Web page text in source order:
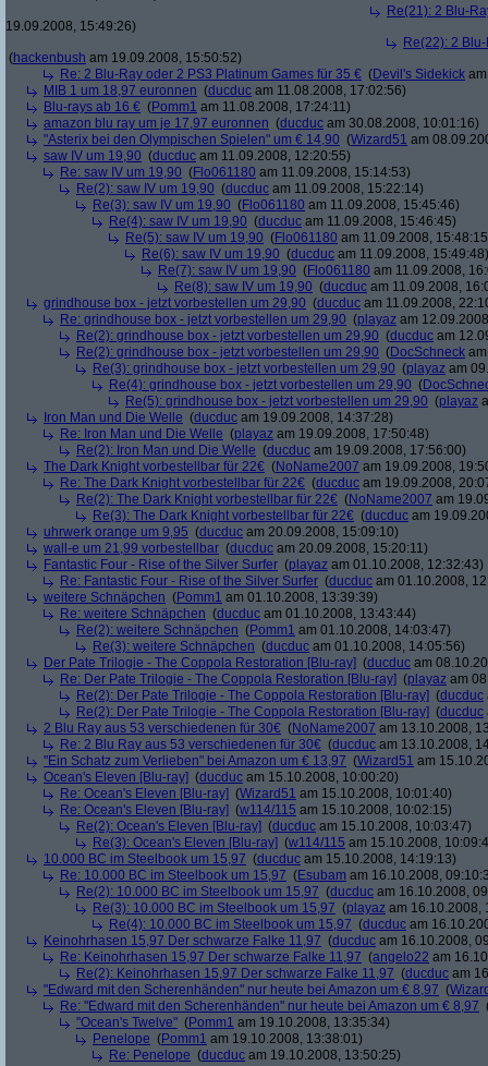
Re(21): 2 Blu-
19.09.2008, 15:49:26)
Re(22): 2
(hackenbush am 19.09.2008, 15:50:52)
Re: 2 Blu-Ray oder 2 PS3 Platinum Games für 35 € (Devil's Sidekick
MIB 1 um 18,97 euronnen (ducduc am 11.08.2008, 17:02:56)
Blu-rays ab 16 € (Pomm1 am 11.08.2008, 17:24:11)
amazon blu ray um je 17,97 euronnen (ducduc am 30.08.2008, 10:01:16)
"Asterix bei den Olympischen Spielen" um € 14,90 (Wizard51 am
saw IV um 19,90 (ducduc am 11.09.2008, 12:20:55)
Re: saw IV um 19,90 (Flo061180 am 11.09.2008, 15:14:53)
Re(2): saw IV um 19,90 (ducduc am 11.09.2008, 15:22:14)
Re(3): saw IV um 19,90 (Flo061180 am 11.09.2008, 15:45:46)
Re(4): saw IV um 19,90 (ducduc am 11.09.2008, 15:46:45)
Re(5): saw IV um 19,90 (Flo061180 am 11.09.2008,
Re(6): saw IV um 19,90 (ducduc am 11.09.2008, 15:49:48)
Re(7): saw IV um 19,90 (Flo061180 am 11.09.2008,
Re(8): saw IV um 19,90 (ducduc am 11.09.2008,
grindhouse box - jetzt vorbestellen um 29,90 (ducduc am 11.09.2008,
Re: grindhouse box - jetzt vorbestellen um 29,90 (playaz am
Re(2): grindhouse box - jetzt vorbestellen um 29,90 (ducduc am
Re(2): grindhouse box - jetzt vorbestellen um 29,90 (DocSchneck
Re(3): grindhouse box - jetzt vorbestellen um 29,90 (playaz am
Re(4): grindhouse box - jetzt vorbestellen um 29,90 (
Re(5): grindhouse box - jetzt vorbestellen um 29,90 (playaz
Iron Man und Die Welle (ducduc am 19.09.2008, 14:37:28)
Re: Iron Man und Die Welle (playaz am 19.09.2008, 17:50:48)
Re(2): Iron Man und Die Welle (ducduc am 19.09.2008, 17:56:00)
The Dark Knight vorbestellbar für 22€ (NoName2007 am 19.09.2008,
Re: The Dark Knight vorbestellbar für 22€ (ducduc am 19.09.2008,
Re(2): The Dark Knight vorbestellbar für 22€ (NoName2007 am
Re(3): The Dark Knight vorbestellbar für 22€ (ducduc am
uhrwerk orange um 9,95 (ducduc am 20.09.2008, 15:09:10)
wall-e um 21,99 vorbestellbar (ducduc am 20.09.2008, 15:20:11)
Fantastic Four - Rise of the Silver Surfer (playaz am 01.10.2008, 12:32:43)
Re: Fantastic Four - Rise of the Silver Surfer (ducduc am 01.10.2008,
weitere Schnäpchen (Pomm1 am 01.10.2008, 13:39:39)
Re: weitere Schnäpchen (ducduc am 01.10.2008, 13:43:44)
Re(2): weitere Schnäpchen (Pomm1 am 01.10.2008, 14:03:47)
Re(3): weitere Schnäpchen (ducduc am 01.10.2008, 14:05:56)
Der Pate Trilogie - The Coppola Restoration [Blu-ray] (ducduc am
Re: Der Pate Trilogie - The Coppola Restoration [Blu-ray] (playaz am
Re(2): Der Pate Trilogie - The Coppola Restoration [Blu-ray] (ducduc
Re(2): Der Pate Trilogie - The Coppola Restoration [Blu-ray] (ducduc
2 Blu Ray aus 53 verschiedenen für 30€ (NoName2007 am 13.10.2008,
Re: 2 Blu Ray aus 53 verschiedenen für 30€ (ducduc am 13.10.2008,
"Ein Schatz zum Verlieben" bei Amazon um € 13,97 (Wizard51 am
Ocean's Eleven [Blu-ray] (ducduc am 15.10.2008, 10:00:20)
Re: Ocean's Eleven [Blu-ray] (Wizard51 am 15.10.2008, 10:01:40)
Re: Ocean's Eleven [Blu-ray] (w114/115 am 15.10.2008, 10:02:15)
Re(2): Ocean's Eleven [Blu-ray] (ducduc am 15.10.2008, 10:03:47)
Re(3): Ocean's Eleven [Blu-ray] (w114/115 am 15.10.2008,
10.000 BC im Steelbook um 15,97 (ducduc am 15.10.2008, 14:19:13)
Re: 10.000 BC im Steelbook um 15,97 (Esubam am 16.10.2008,
Re(2): 10.000 BC im Steelbook um 15,97 (ducduc am 16.10.2008,
Re(3): 10.000 BC im Steelbook um 15,97 (playaz am 16.10.2008,
Re(4): 10.000 BC im Steelbook um 15,97 (ducduc am
Keinohrhasen 15,97 Der schwarze Falke 11,97 (ducduc am 16.10.2008,
Re: Keinohrhasen 15,97 Der schwarze Falke 11,97 (angelo22 am
Re(2): Keinohrhasen 15,97 Der schwarze Falke 11,97 (ducduc am
"Edward mit den Scherenhänden" nur heute bei Amazon um € 8,97 (
Re: "Edward mit den Scherenhänden" nur heute bei Amazon um € 8,97
"Ocean's Twelve" (Pomm1 am 19.10.2008, 13:35:34)
Penelope (Pomm1 am 19.10.2008, 13:38:01)
Re: Penelope (ducduc am 19.10.2008, 13:50:25)